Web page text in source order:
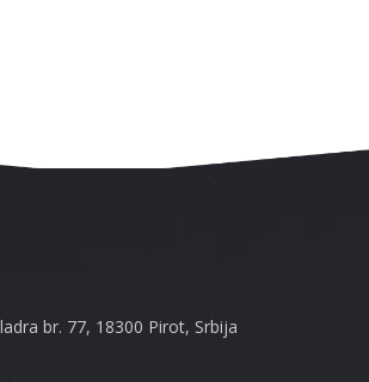
br. 77, 18300 Pirot, Srbija